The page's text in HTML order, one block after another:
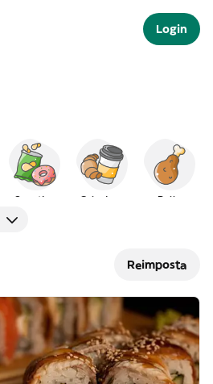
Login
Spuntino Colazione Pollo
Reimposta